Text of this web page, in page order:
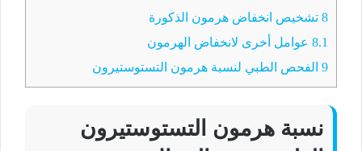
8 تشخيص انخفاض هرمون الذكورة
8.1 عوامل أخرى لانخفاض الهرمون
9 الفحص الطبي لنسبة هرمون التستوستيرون
نسبة هرمون التستوستيرون